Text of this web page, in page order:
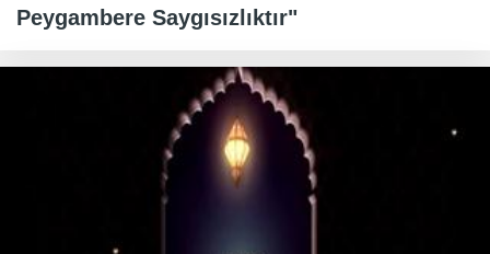
Peygambere Saygısızlıktır"